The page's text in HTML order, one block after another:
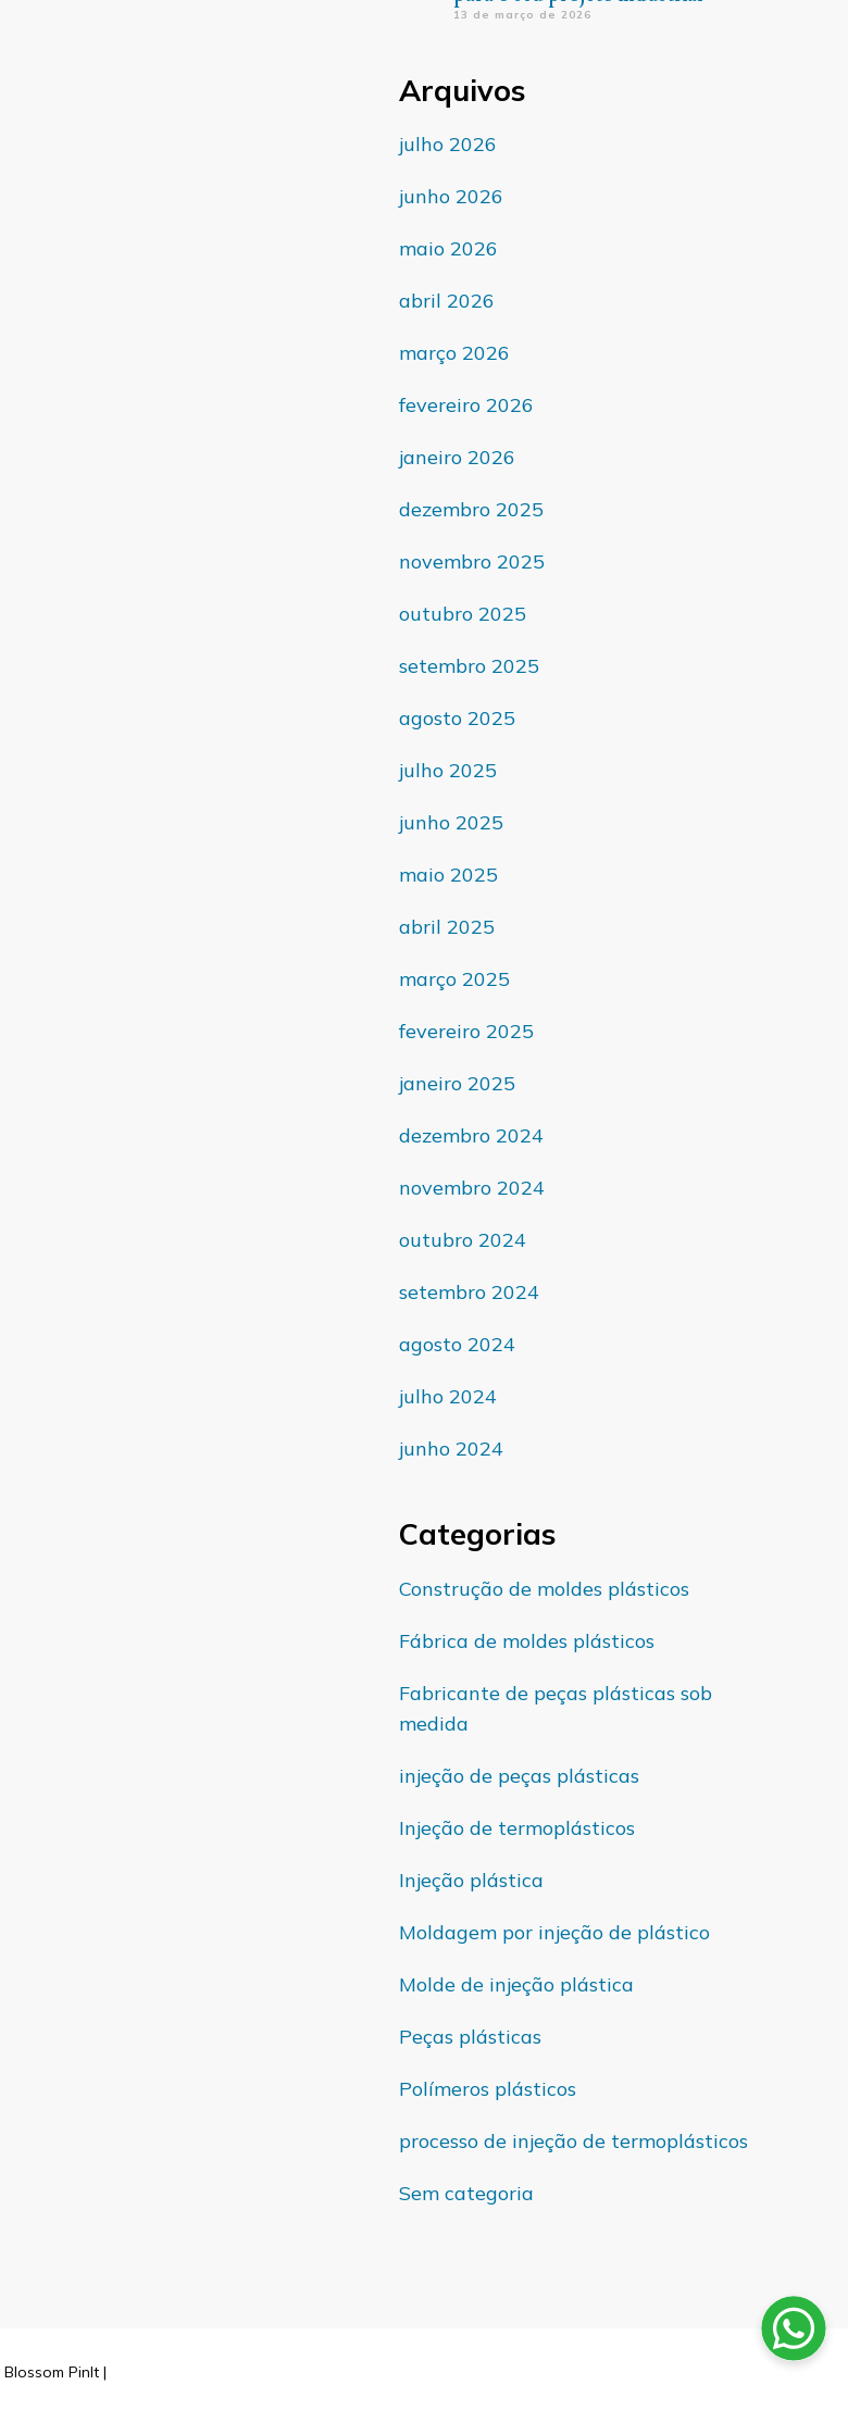
13 de março de 2026
Arquivos
julho 2026
junho 2026
maio 2026
abril 2026
março 2026
fevereiro 2026
janeiro 2026
dezembro 2025
novembro 2025
outubro 2025
setembro 2025
agosto 2025
julho 2025
junho 2025
maio 2025
abril 2025
março 2025
fevereiro 2025
janeiro 2025
dezembro 2024
novembro 2024
outubro 2024
setembro 2024
agosto 2024
julho 2024
junho 2024
Categorias
Construção de moldes plásticos
Fábrica de moldes plásticos
Fabricante de peças plásticas sob
medida
injeção de peças plásticas
Injeção de termoplásticos
Injeção plástica
Moldagem por injeção de plástico
Molde de injeção plástica
Peças plásticas
Polímeros plásticos
processo de injeção de termoplásticos
Sem categoria
Blossom PinIt |